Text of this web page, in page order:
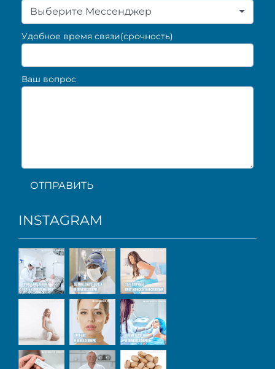
Выберите Мессенджер
Удобное время связи(срочность)
Ваш вопрос
ОТПРАВИТЬ
INSTAGRAM